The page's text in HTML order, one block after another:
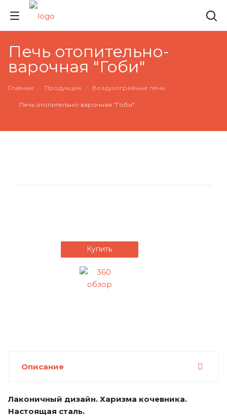
Печь отопительно-
варочная "Гоби"
Главная Продукция Воздухогрейные печи
Печь отопительно-варочная "Гоби"
Купить
Описание
Лаконичный дизайн. Харизма кочевника.
Настоящая сталь.